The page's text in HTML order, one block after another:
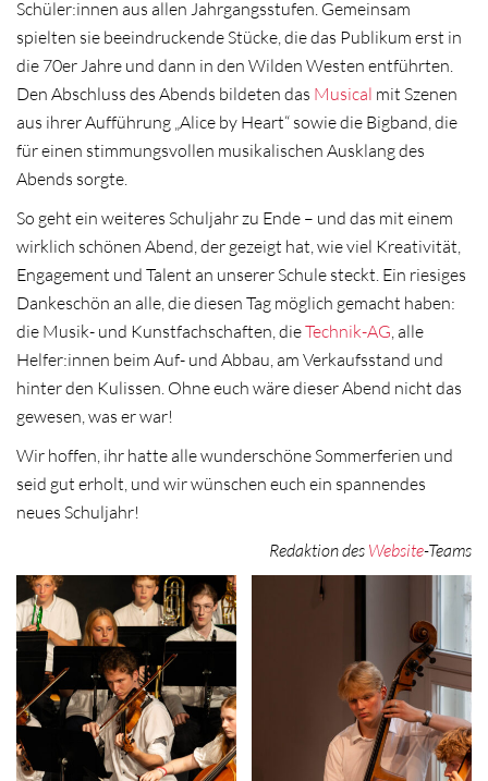
Schüler:innen aus allen Jahrgangsstufen. Gemeinsam
spielten sie beeindruckende Stücke, die das Publikum erst in
die 70er Jahre und dann in den Wilden Westen entführten.
Den Abschluss des Abends bildeten das Musical mit Szenen
aus ihrer Aufführung „Alice by Heart“ sowie die Bigband, die
für einen stimmungsvollen musikalischen Ausklang des
Abends sorgte.
So geht ein weiteres Schuljahr zu Ende – und das mit einem
wirklich schönen Abend, der gezeigt hat, wie viel Kreativität,
Engagement und Talent an unserer Schule steckt. Ein riesiges
Dankeschön an alle, die diesen Tag möglich gemacht haben:
die Musik- und Kunstfachschaften, dieTechnik-AG , alle
Helfer:innen beim Auf- und Abbau, am Verkaufsstand und
hinter den Kulissen. Ohne euch wäre dieser Abend nicht das
gewesen, was er war!
Wir hoffen, ihr hatte alle wunderschöne Sommerferien und
seid gut erholt, und wir wünschen euch ein spannendes
neues Schuljahr!
Redaktion des Website-Teams